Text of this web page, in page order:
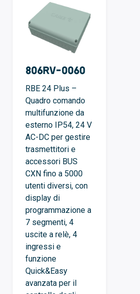
806RV-0060
RBE 24 Plus –
Quadro comando
multifunzione da
esterno IP54, 24 V
AC-DC per gestire
trasmettitori e
accessori BUS
CXN fino a 5000
utenti diversi, con
display di
programmazione a
7 segmenti, 4
uscite a relè, 4
ingressi e
funzione
Quick&Easy
avanzata per il